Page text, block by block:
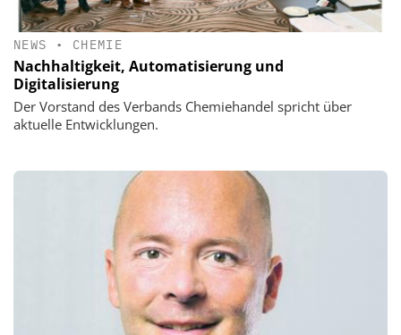
NEWS • CHEMIE
Nachhaltigkeit, Automatisierung und
Digitalisierung
Der Vorstand des Verbands Chemiehandel spricht über
aktuelle Entwicklungen.